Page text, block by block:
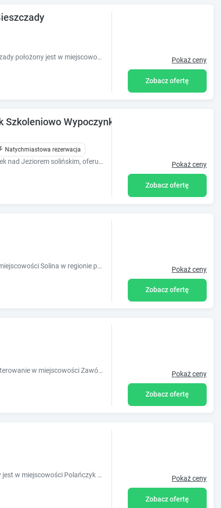
Obiekt Motylowe Wzgórze Zawóz Bieszczady położony jest w miejscowości Zawóz w regionie podkarpackie i oferuje bezpłatne Wi-Fi, plac zabaw, ogr? Pokaż ceny
Zobacz ofertę
Wypoczynkowy w Polańczyku
Natychmiastowa rezerwacja
Przystań Caryńska to klimatyczny ośrodek nad Jeziorem solińskim, oferujący komfortowy wypoczynek, tawernę oraz atrakcje wodne w sercu Bieszczad. Pokaż ceny
Zobacz ofertę
Obiekt Domki Pokoje Fil położony jest w miejscowości Solina w regionie podkarpackie i oferuje bezpłatne Wi-Fi, sprzęt do grillowania, ogród oraz Pokaż ceny
Zobacz ofertę
Obiekt domki cypel zawóz oferuje zakwaterowanie w miejscowości Zawóz. Odległość ważnych miejsc od obiektu: Połonina Wetlińska ? 41 km, Schr Pokaż ceny
Zobacz ofertę
Obiekt Apartamenty Polańczyk położony jest w miejscowości Polańczyk w regionie podkarpackie i oferuje bezpłatne Wi-Fi, sprzęt do grillowania, o Pokaż ceny
Zobacz ofertę